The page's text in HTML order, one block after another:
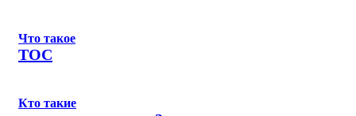
Что такое
ТОС
Кто такие